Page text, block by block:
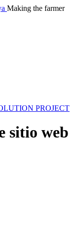
Making the farmer
PROJECT
sitio web